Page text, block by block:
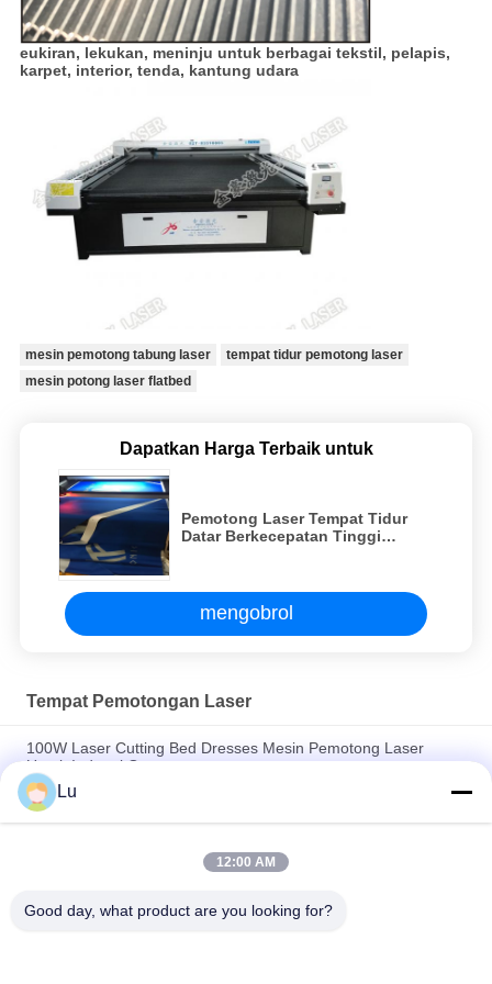
eukiran, lekukan, meninju untuk berbagai tekstil, pelapis,
karpet, interior, tenda, kantung udara
mesin pemotong tabung laser
tempat tidur pemotong laser
mesin potong laser flatbed
Dapatkan Harga Terbaik untuk
Pemotong Laser Tempat Tidur
Datar Berkecepatan Tinggi
mengobrol
Tempat Pemotongan Laser
100W Laser Cutting Bed Dresses Mesin Pemotong Laser
Untuk Industri Garmen
Pemotong Laser Tempat Tidur Datar Berkecepatan Tinggi
Pemotong Laser 100 Watt Untuk Kain Kantung Udara
Mesin Pemotong Laser Industri Pelapis Tempat Tidur Mesin
Lu
12:00 AM
Good day, what product are you looking for?